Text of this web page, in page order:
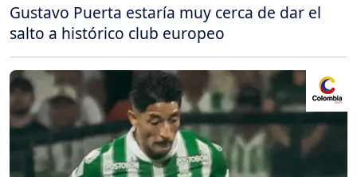
Gustavo Puerta estaría muy cerca de dar el
salto a histórico club europeo